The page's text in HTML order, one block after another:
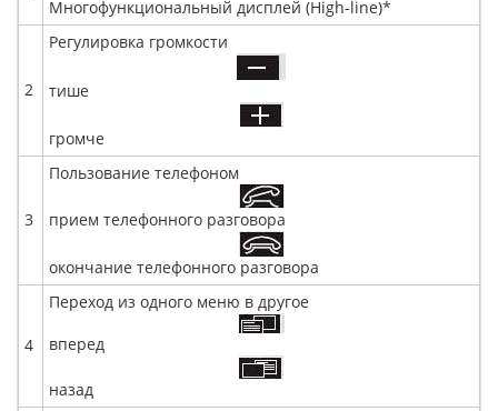
Многофункциональный дисплей (High-line)*
2
Регулировка громкости
тише
громче
3
Пользование телефоном
прием телефонного разговора
окончание телефонного разговора
4
Переход из одного меню в другое
вперед
назад